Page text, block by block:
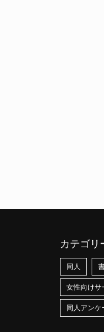
カテゴリ
同人
女性向けサ
同人アンケ